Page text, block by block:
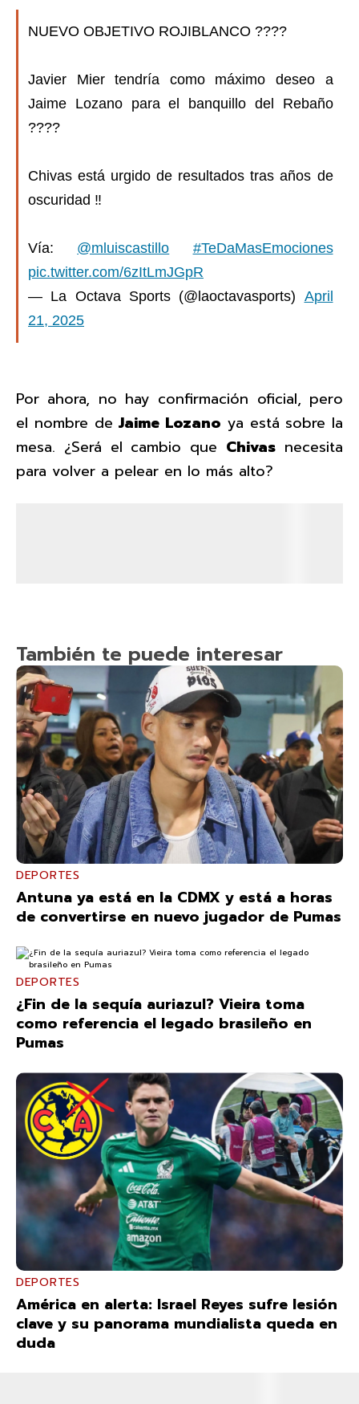
NUEVO OBJETIVO ROJIBLANCO ????
Javier Mier tendría como máximo deseo a
Jaime Lozano para el banquillo del Rebaño
????
Chivas está urgido de resultados tras años de
oscuridad ‼️
Vía: @mluiscastillo
#TeDaMasEmociones
pic.twitter.com/6zItLmJGpR
— La Octava Sports (@laoctavasports) April
21, 2025
Por ahora, no hay confirmación oficial, pero
el nombre deJaime Lozano ya está sobre la
mesa. ¿Será el cambio que Chivas necesita
para volver a pelear en lo más alto?
También te puede interesar
DEPORTES
Antuna ya está en la CDMX y está a horas
de convertirse en nuevo jugador de Pumas
DEPORTES
¿Fin de la sequía auriazul? Vieira toma
como referencia el legado brasileño en
Pumas
DEPORTES
América en alerta: Israel Reyes sufre lesión
clave y su panorama mundialista queda en
duda